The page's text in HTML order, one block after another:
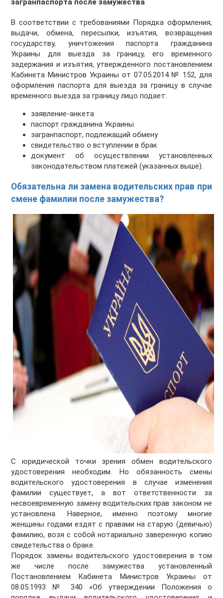
загранпаспорта после замужества
В соответствии с требованиями Порядка оформления,
выдачи, обмена, пересылки, изъятия, возвращения
государству, уничтожения паспорта гражданина
Украины для выезда за границу, его временного
задержания и изъятия, утвержденного постановлением
Кабинета Министров Украины от 07.05.2014 № 152, для
оформления паспорта для выезда за границу в случае
временного выезда за границу лицо подает:
заявление-анкета
паспорт гражданина Украины
загранпаспорт, подлежащий обмену
свидетельство о вступлении в брак
документ об осуществлении установленных
законодательством платежей (указанных выше).
Обязательна ли замена водительских прав при
смене фамилии после замужества?
С юридической точки зрения обмен водительского
удостоверения необходим. Но обязанность смены
водительского удостоверения в случае изменения
фамилии существует, а вот ответственности за
несвоевременную замену водительских прав законом не
установлена. Наверное, именно поэтому многие
женщины годами ездят с правами на старую (девичью)
фамилию, возя с собой нотариально заверенную копию
свидетельства о браке.
Порядок замены водительского удостоверения в том
же числе после замужества установленный
Постановлением Кабинета Министров Украины от
08.05.1993 № 340 «Об утверждении Положения о